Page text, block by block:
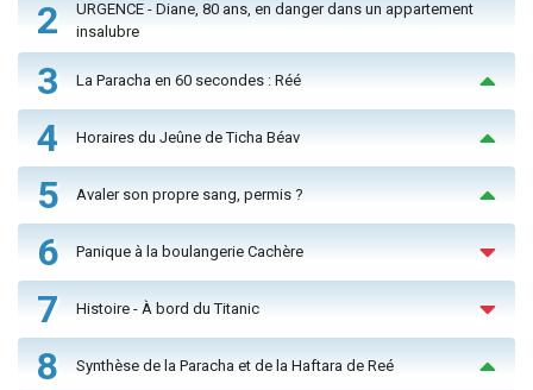
2
URGENCE - Diane, 80 ans, en danger dans un appartement
insalubre
3 La Paracha en 60 secondes : Réé
4 Horaires du Jeûne de Ticha Béav
5 Avaler son propre sang, permis ?
6 Panique à la boulangerie Cachère
7 Histoire - À bord du Titanic
8 Synthèse de la Paracha et de la Haftara de Reé